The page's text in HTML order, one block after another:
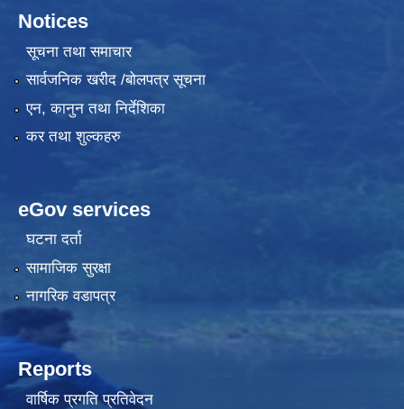
Notices
सूचना तथा समाचार
सार्वजनिक खरीद /बोलपत्र सूचना
एन, कानुन तथा निर्देशिका
कर तथा शुल्कहरु
eGov services
घटना दर्ता
सामाजिक सुरक्षा
नागरिक वडापत्र
Reports
वार्षिक प्रगति प्रतिवेदन